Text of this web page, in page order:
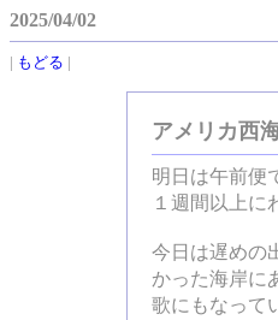
2025/04/02
| もどる |
アメリカ西
明日は午前便
１週間以上に
今日は遅めの
かった海岸に
歌にもなって